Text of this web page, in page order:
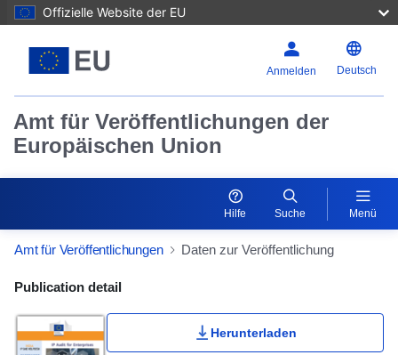
Offizielle Website der EU
Anmelden Deutsch
Amt für Veröffentlichungen der
Europäischen Union
Hilfe Suche Menü
Amt für Veröffentlichungen Daten zur Veröffentlichung
Publication Detail Actions Portlet
Publication detail
Herunterladen